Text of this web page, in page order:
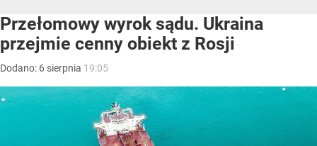
Przełomowy wyrok sądu. Ukraina
przejmie cenny obiekt z Rosji
Dodano: 6 sierpnia 19:05